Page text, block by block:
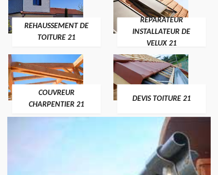
REHAUSSEMENT DE
TOITURE 21
RÉPARATEUR
INSTALLATEUR DE
VELUX 21
COUVREUR
CHARPENTIER 21
DEVIS TOITURE 21